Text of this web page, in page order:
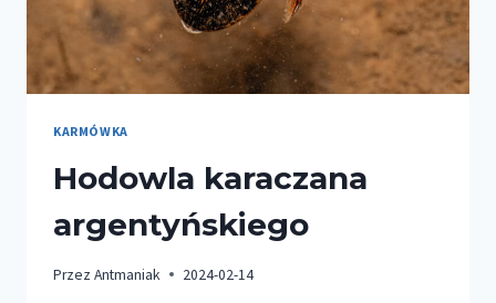
KARMÓWKA
Hodowla karaczana
argentyńskiego
Przez Antmaniak 2024-02-14